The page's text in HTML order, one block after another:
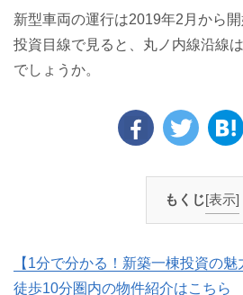
新型車両の運行は2019年2月から開
投資目線で見ると、丸ノ内線沿線
でしょうか。
もくじ[表示]
【1分で分かる！新築一棟投資の
徒歩10分圏内の物件紹介はこちら